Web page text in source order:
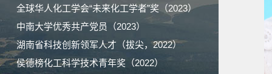
全球华人化工学会“未来化工学者”奖（2023）
中南大学优秀共产党员（2023）
湖南省科技创新领军人才（拔尖，2022）
侯德榜化工科学技术青年奖（2022）